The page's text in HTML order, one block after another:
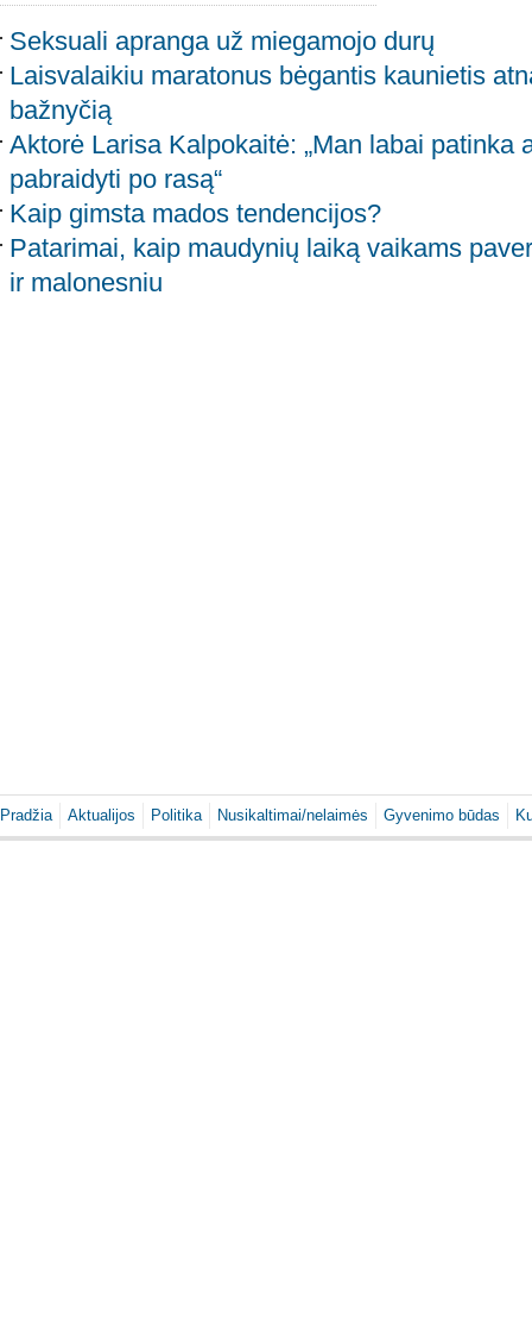
Seksuali apranga už miegamojo durų
Laisvalaikiu maratonus bėgantis kaunietis
bažnyčią
Aktorė Larisa Kalpokaitė: „Man labai patinka
pabraidyti po rasą“
Kaip gimsta mados tendencijos?
Patarimai, kaip maudynių laiką vaikams
ir malonesniu
Pradžia Aktualijos Politika Nusikaltimai/nelaimės Gyvenimo būdas